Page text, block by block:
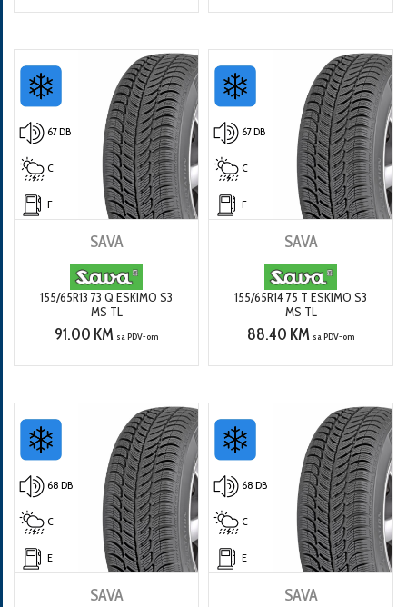
67 DB
C
F
SAVA
155/65R13 73 Q ESKIMO S3
MS TL
91.00 KM sa PDV-om
67 DB
C
F
SAVA
155/65R14 75 T ESKIMO S3
MS TL
88.40 KM sa PDV-om
68 DB
C
E
SAVA
68 DB
C
E
SAVA